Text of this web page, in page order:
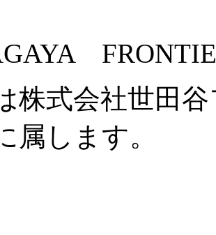
株式会社世田
属します。